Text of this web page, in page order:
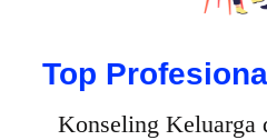
Top
Konseling Keluarga